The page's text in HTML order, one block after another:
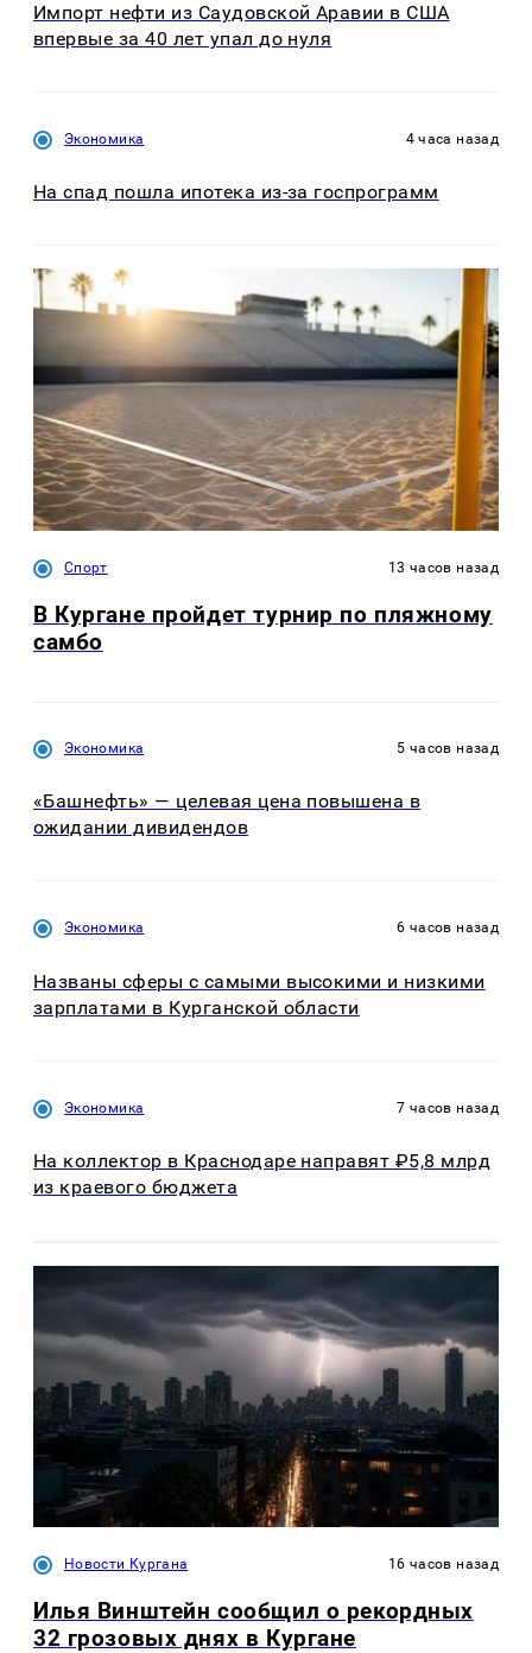
Импорт нефти из Саудовской Аравии в США
впервые за 40 лет упал до нуля
Экономика 4 часа назад
На спад пошла ипотека из-за госпрограмм
Спорт 13 часов назад
В Кургане пройдет турнир по пляжному
самбо
Экономика 5 часов назад
«Башнефть» — целевая цена повышена в
ожидании дивидендов
Экономика 6 часов назад
Названы сферы с самыми высокими и низкими
зарплатами в Курганской области
Экономика 7 часов назад
На коллектор в Краснодаре направят ₽5,8 млрд
из краевого бюджета
Новости Кургана 16 часов назад
Илья Винштейн сообщил о рекордных
32 грозовых днях в Кургане